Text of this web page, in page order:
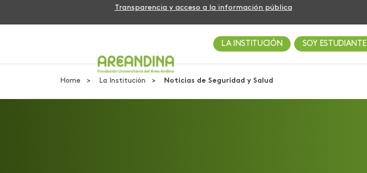
Transparencia y acceso a la información pública
LA INSTITUCIÓN SOY ESTUDIANTE
Home La Institución Noticias de Seguridad y Salud